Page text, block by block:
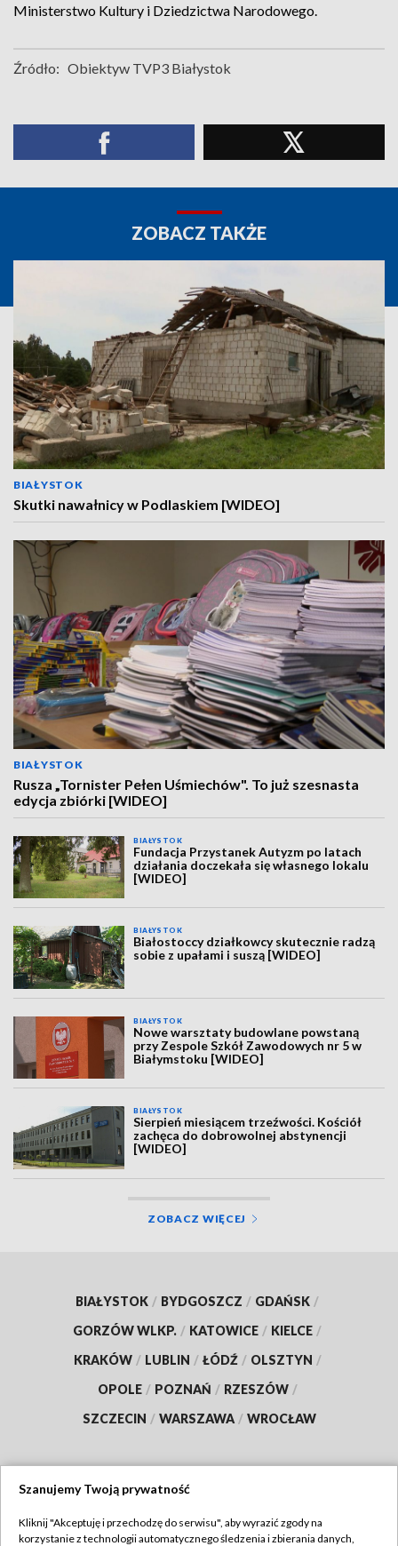
Ministerstwo Kultury i Dziedzictwa Narodowego.
Źródło: Obiektyw TVP3 Białystok
ZOBACZ TAKŻE
BIAŁYSTOK
Skutki nawałnicy w Podlaskiem [WIDEO]
BIAŁYSTOK
Rusza „Tornister Pełen Uśmiechów". To już szesnasta
edycja zbiórki [WIDEO]
BIAŁYSTOK
Fundacja Przystanek Autyzm po latach
działania doczekała się własnego lokalu
[WIDEO]
BIAŁYSTOK
Białostoccy działkowcy skutecznie radzą
sobie z upałami i suszą [WIDEO]
BIAŁYSTOK
Nowe warsztaty budowlane powstaną
przy Zespole Szkół Zawodowych nr 5 w
Białymstoku [WIDEO]
BIAŁYSTOK
Sierpień miesiącem trzeźwości. Kościół
zachęca do dobrowolnej abstynencji
[WIDEO]
ZOBACZ WIĘCEJ
BIAŁYSTOK / BYDGOSZCZ / GDAŃSK /
GORZÓW WLKP. / KATOWICE / KIELCE /
KRAKÓW / LUBLIN / ŁÓDŹ / OLSZTYN /
OPOLE / POZNAŃ / RZESZÓW /
SZCZECIN / WARSZAWA / WROCŁAW
Szanujemy Twoją prywatność
Kliknij "Akceptuję i przechodzę do serwisu", aby wyrazić zgody na
korzystanie z technologii automatycznego śledzenia i zbierania danych,